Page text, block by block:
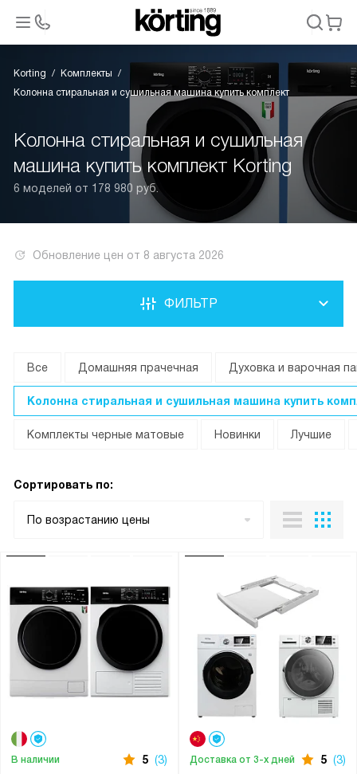
Korting
Комплекты
Колонна стиральная и сушильная машина купить комплект
Колонна стиральная и сушильная
машина купить комплект Korting
6 моделей от 178 980 руб.
Обновление цен от 8 августа 2026
ФИЛЬТР
Все Домашняя прачечная Духовка и варочная
Колонна стиральная и сушильная машина купить
Комплекты черные матовые Новинки Лучшие
Сортировать по:
По возрастанию цены
В наличии 5 (3) Доставка от 3-х дней 5 (3)